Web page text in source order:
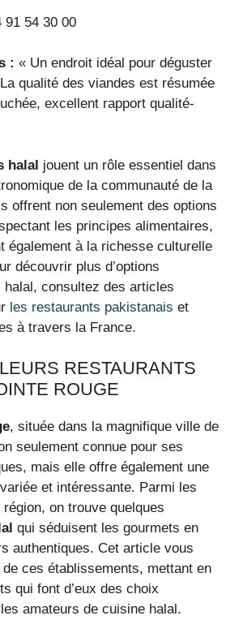
91 54 30 00
: « Un endroit idéal pour déguster
qualité des viandes est résumée
excellent rapport qualité-
halal jouent un rôle essentiel dans
de la communauté de la
offrent non seulement des options
les principes alimentaires,
également à la richesse culturelle
découvrir plus d’options
halal, consultez des articles
les restaurants pakistanais et
à travers la France.
RESTAURANTS
ROUGE
, située dans la magnifique ville de
seulement connue pour ses
mais elle offre également une
et intéressante. Parmi les
on trouve quelques
qui séduisent les gourmets en
authentiques. Cet article vous
ces établissements, mettant en
qui font d’eux des choix
amateurs de cuisine halal.